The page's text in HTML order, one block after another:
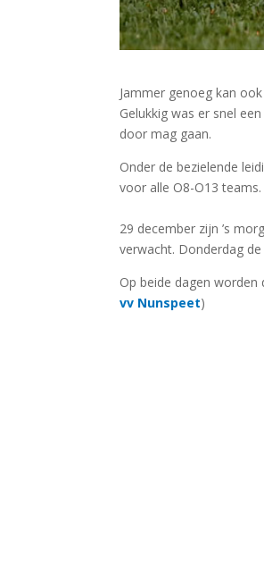
Jammer genoeg kan
Gelukkig was er snel
door mag gaan.
Onder de bezielende
voor alle O8-O13 teams.
29 december zijn ’s
verwacht. Donderdag
Op beide dagen worden
vv Nunspeet)